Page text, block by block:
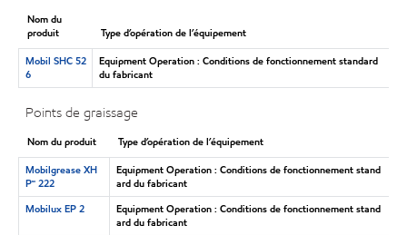
Nom du
produit
Type d’opération de l’équipement
Mobil SHC 52
6
Equipment Operation : Conditions de fonctionnement standard
du fabricant
Points de graissage
Nom du produit
Type d’opération de l’équipement
Mobilgrease XH
P🅪 222
Equipment Operation : Conditions de fonctionnement stand
ard du fabricant
Mobilux EP 2
Equipment Operation : Conditions de fonctionnement stand
ard du fabricant